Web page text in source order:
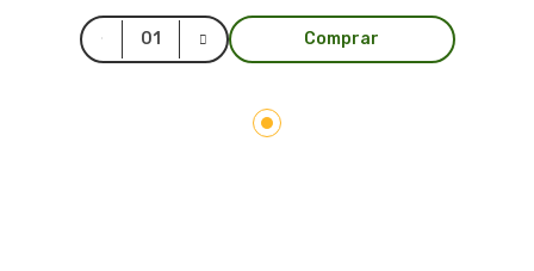
Comprar